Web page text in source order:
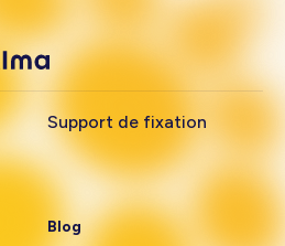
Support de fixation
Blog